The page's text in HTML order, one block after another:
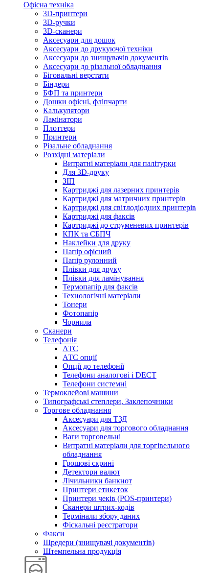
Офісна техніка
3D-принтери
3D-ручки
3D-сканери
Аксесуари для дошок
Аксесуари до друкуючої техніки
Аксесуари до знищувачів документів
Аксесуари до різальної обладнання
Біговальні верстати
Біндери
БФП та принтери
Дошки офісні, фліпчарти
Калькулятори
Ламінатори
Плоттери
Принтери
Різальне обладнання
Розхідні матеріали
Витратні матеріали для палітурки
Для 3D-друку
ЗІП
Картриджі для лазерних принтерів
Картриджі для матричних принтерів
Картриджі для світлодіодних принтерів
Картриджі для факсів
Картриджі до струменевих принтерів
КПК та СБПЧ
Наклейки для друку
Папір офісний
Папір рулонний
Плівки для друку
Плівки для ламінування
Термопапір для факсів
Технологічні матеріали
Тонери
Фотопапір
Чорнила
Сканери
Телефонія
АТС
АТС опції
Опції до телефонії
Телефони аналогові і DECT
Телефони системні
Термоклейові машини
Типографські степлери, Заклепочники
Торгове обладнання
Аксесуари для ТЗД
Аксесуари для торгового обладнання
Ваги торговельні
Витратні матеріали для торгівельного
обладнання
Грошові скрині
Детектори валют
Лічильники банкнот
Принтери етикеток
Принтери чеків (POS-принтери)
Сканери штрих-кодів
Термінали збору даних
Фіскальні реєстратори
Факси
Шредери (знищувачі документів)
Штемпельна продукція